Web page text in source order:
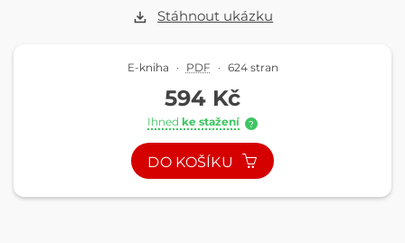
Stáhnout ukázku
E-kniha · PDF · 624 stran
594 Kč
Ihned ke stažení ?
DO KOŠÍKU